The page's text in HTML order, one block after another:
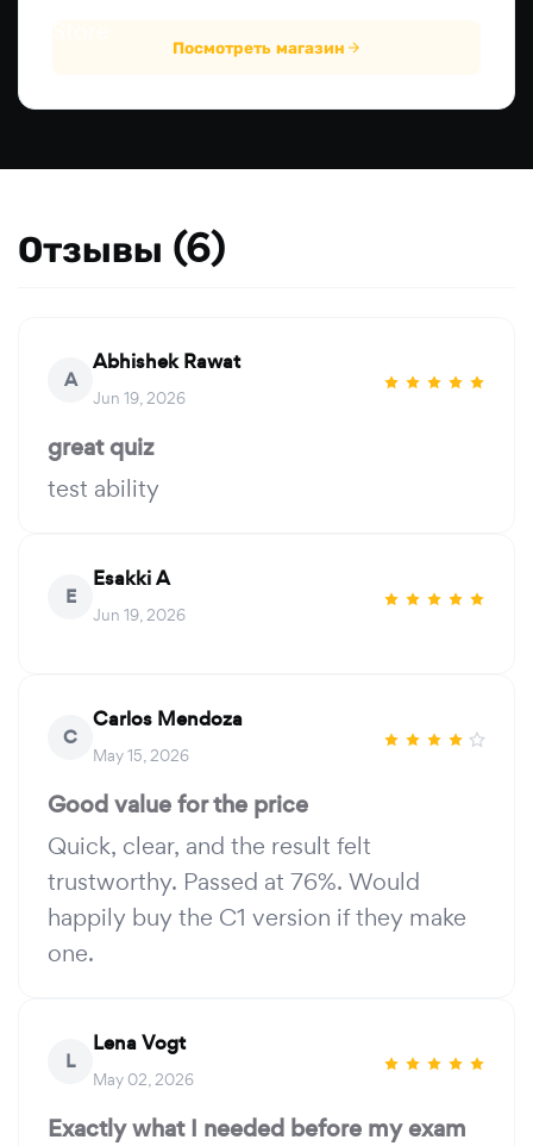
Посмотреть магазин
Отзывы (6)
A
Abhishek Rawat
Jun 19, 2026
great quiz
test ability
E
Esakki A
Jun 19, 2026
C
Carlos Mendoza
May 15, 2026
Good value for the price
Quick, clear, and the result felt
trustworthy. Passed at 76%. Would
happily buy the C1 version if they make
one.
L
Lena Vogt
May 02, 2026
Exactly what I needed before my exam